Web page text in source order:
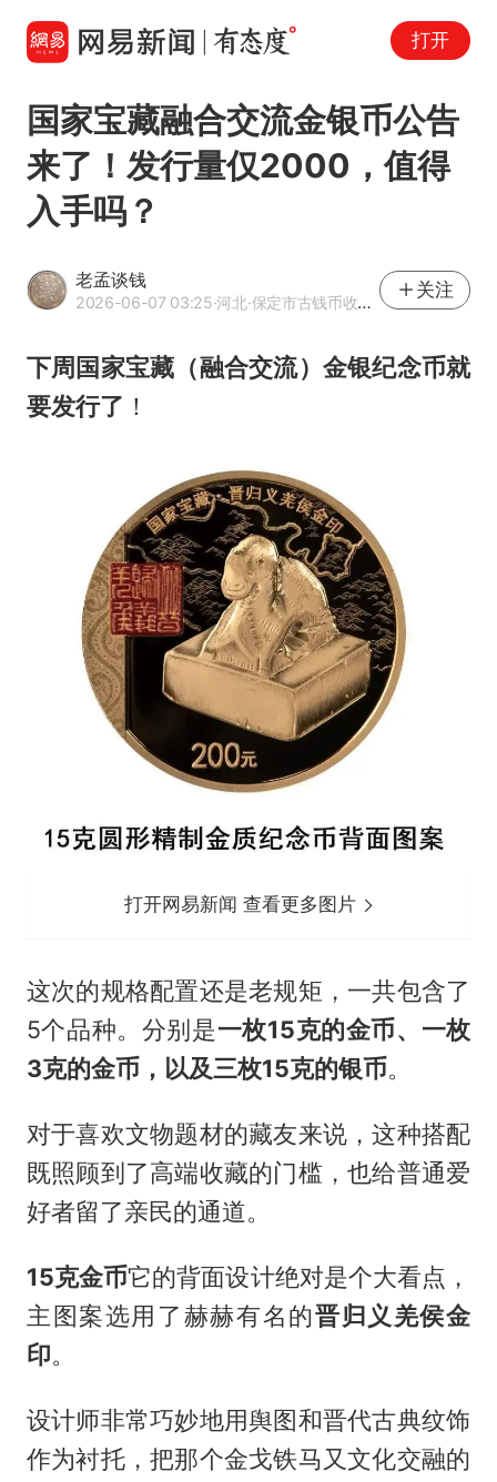
打开
国家宝藏融合交流金银币公告
来了！发行量仅2000，值得
入手吗？
老孟谈钱
2026-06-07 03:25·河北·保定市古钱币收藏协会会员
关注
下周 国家宝藏（融合交流）金银纪念币就
要发行了 ！
打开网易新闻 查看更多图片
这次的规格配置还是老规矩，一共包含了
5个品种。分别是一枚15克的金币、一枚
3克的金币，以及三枚15克的银币。
对于喜欢文物题材的藏友来说，这种搭配
既照顾到了高端收藏的门槛，也给普通爱
好者留了亲民的通道。
15克金币它的背面设计绝对是个大看点，
主图案选用了赫赫有名的晋归义羌侯金
印。
设计师非常巧妙地用舆图和晋代古典纹饰
作为衬托，把那个金戈铁马又文化交融的